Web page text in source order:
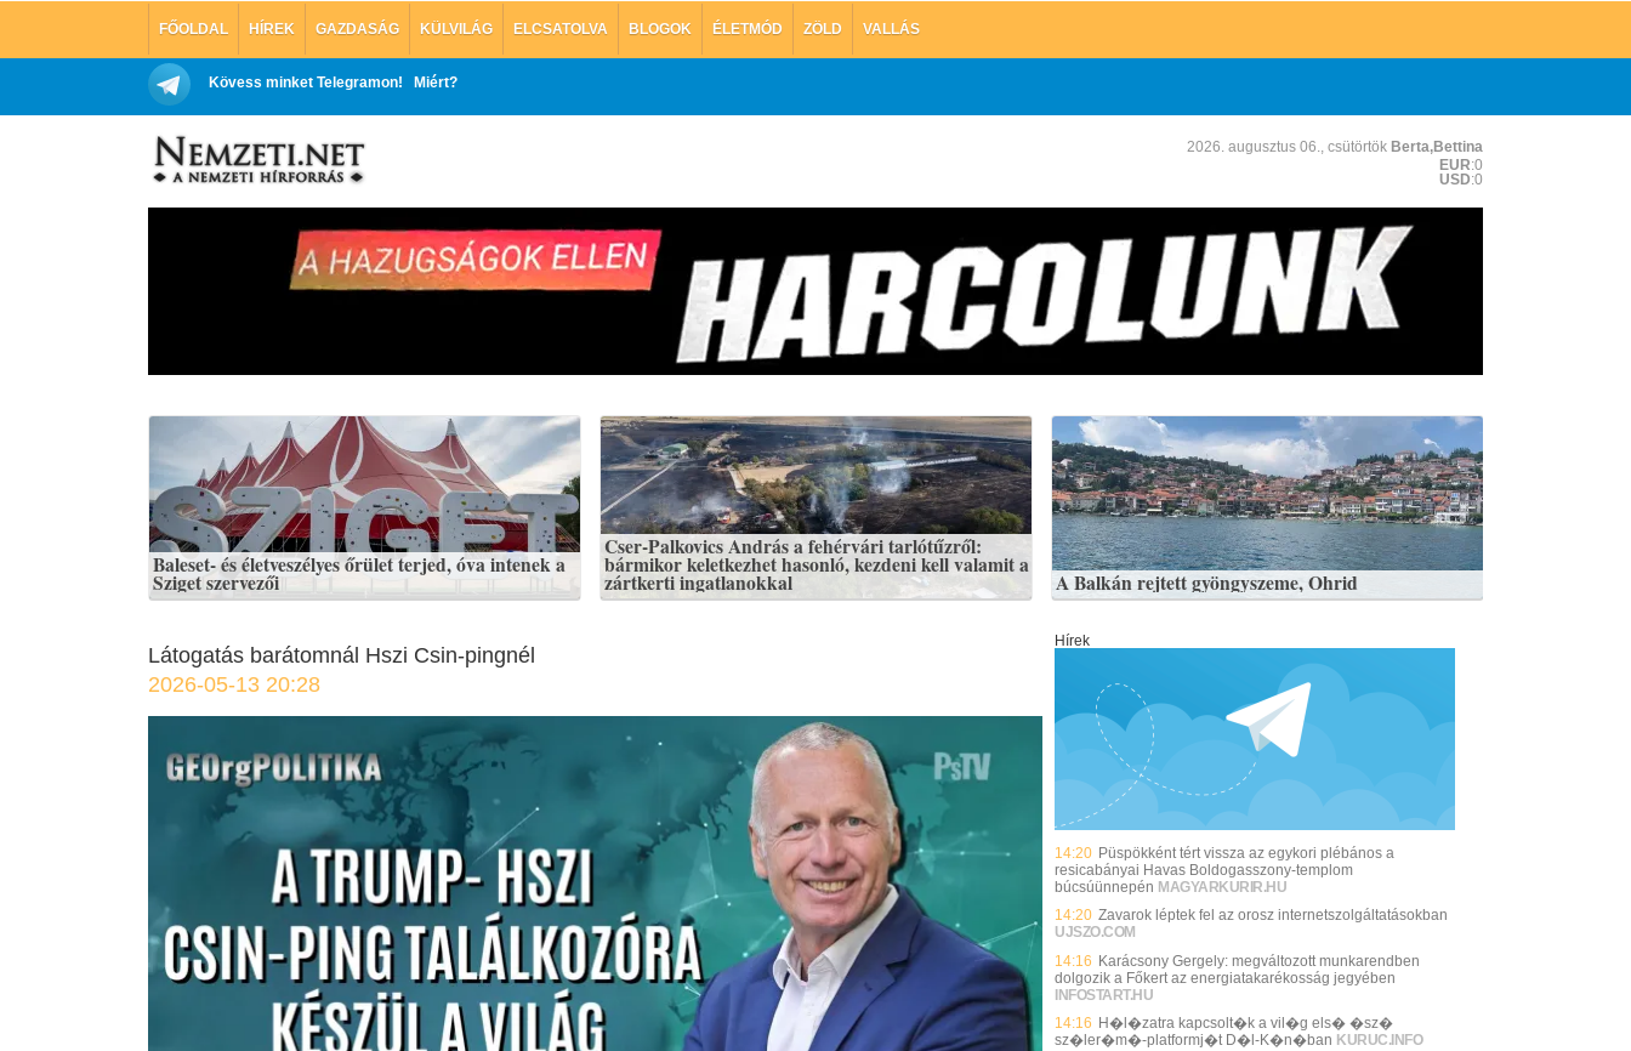
FŐOLDAL HÍREK GAZDASÁG KÜLVILÁG ELCSATOLVA BLOGOK ÉLETMÓD ZÖLD VALLÁS
Kövess minket Telegramon! Miért?
2026. augusztus 06., csütörtök Berta,Bettina
EUR:0
USD:0
Baleset- és életveszélyes őrület terjed, óva intenek a
Sziget szervezői
Cser-Palkovics András a fehérvári tarlótűzről:
bármikor keletkezhet hasonló, kezdeni kell valamit a
zártkerti ingatlanokkal A Balkán rejtett gyöngyszeme, Ohrid
Látogatás barátomnál Hszi Csin-pingnél
2026-05-13 20:28
Hírek
14:20 Püspökként tért vissza az egykori plébános a
resicabányai Havas Boldogasszony-templom
búcsúünnepén MAGYARKURIR.HU
14:20 Zavarok léptek fel az orosz internetszolgáltatásokban
UJSZO.COM
14:16 Karácsony Gergely: megváltozott munkarendben
dolgozik a Főkert az energiatakarékosság jegyében
INFOSTART.HU
14:16 H�l�zatra kapcsolt�k a vil�g els� �sz�
sz�ler�m�-platformj�t D�l-K�n�ban KURUC.INFO